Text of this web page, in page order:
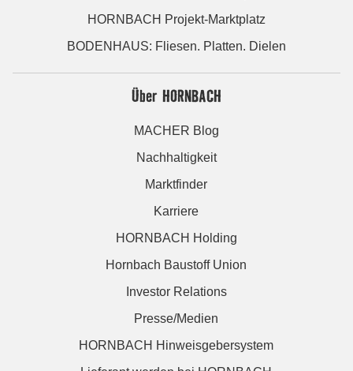
HORNBACH Projekt-Marktplatz
BODENHAUS: Fliesen. Platten. Dielen
Über HORNBACH
MACHER Blog
Nachhaltigkeit
Marktfinder
Karriere
HORNBACH Holding
Hornbach Baustoff Union
Investor Relations
Presse/Medien
HORNBACH Hinweisgebersystem